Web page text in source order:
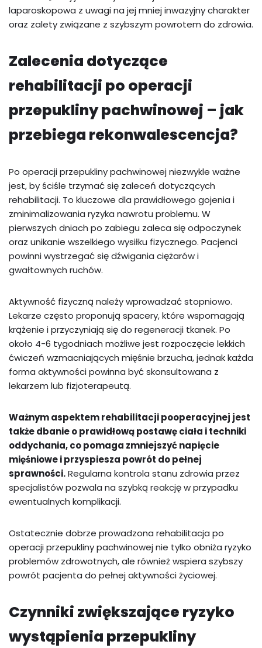
laparoskopowa z uwagi na jej mniej inwazyjny charakter
oraz zalety związane z szybszym powrotem do zdrowia.
Zalecenia dotyczące
rehabilitacji po operacji
przepukliny pachwinowej – jak
przebiega rekonwalescencja?
Po operacji przepukliny pachwinowej niezwykle ważne
jest, by ściśle trzymać się zaleceń dotyczących
rehabilitacji. To kluczowe dla prawidłowego gojenia i
zminimalizowania ryzyka nawrotu problemu. W
pierwszych dniach po zabiegu zaleca się odpoczynek
oraz unikanie wszelkiego wysiłku fizycznego. Pacjenci
powinni wystrzegać się dźwigania ciężarów i
gwałtownych ruchów.
Aktywność fizyczną należy wprowadzać stopniowo.
Lekarze często proponują spacery, które wspomagają
krążenie i przyczyniają się do regeneracji tkanek. Po
około 4-6 tygodniach możliwe jest rozpoczęcie lekkich
ćwiczeń wzmacniających mięśnie brzucha, jednak każda
forma aktywności powinna być skonsultowana z
lekarzem lub fizjoterapeutą.
Ważnym aspektem rehabilitacji pooperacyjnej jest
także dbanie o prawidłową postawę ciała i techniki
oddychania, co pomaga zmniejszyć napięcie
mięśniowe i przyspiesza powrót do pełnej
sprawności.Regularna kontrola stanu zdrowia przez
specjalistów pozwala na szybką reakcję w przypadku
ewentualnych komplikacji.
Ostatecznie dobrze prowadzona rehabilitacja po
operacji przepukliny pachwinowej nie tylko obniża ryzyko
problemów zdrowotnych, ale również wspiera szybszy
powrót pacjenta do pełnej aktywności życiowej.
Czynniki zwiększające ryzyko
wystąpienia przepukliny